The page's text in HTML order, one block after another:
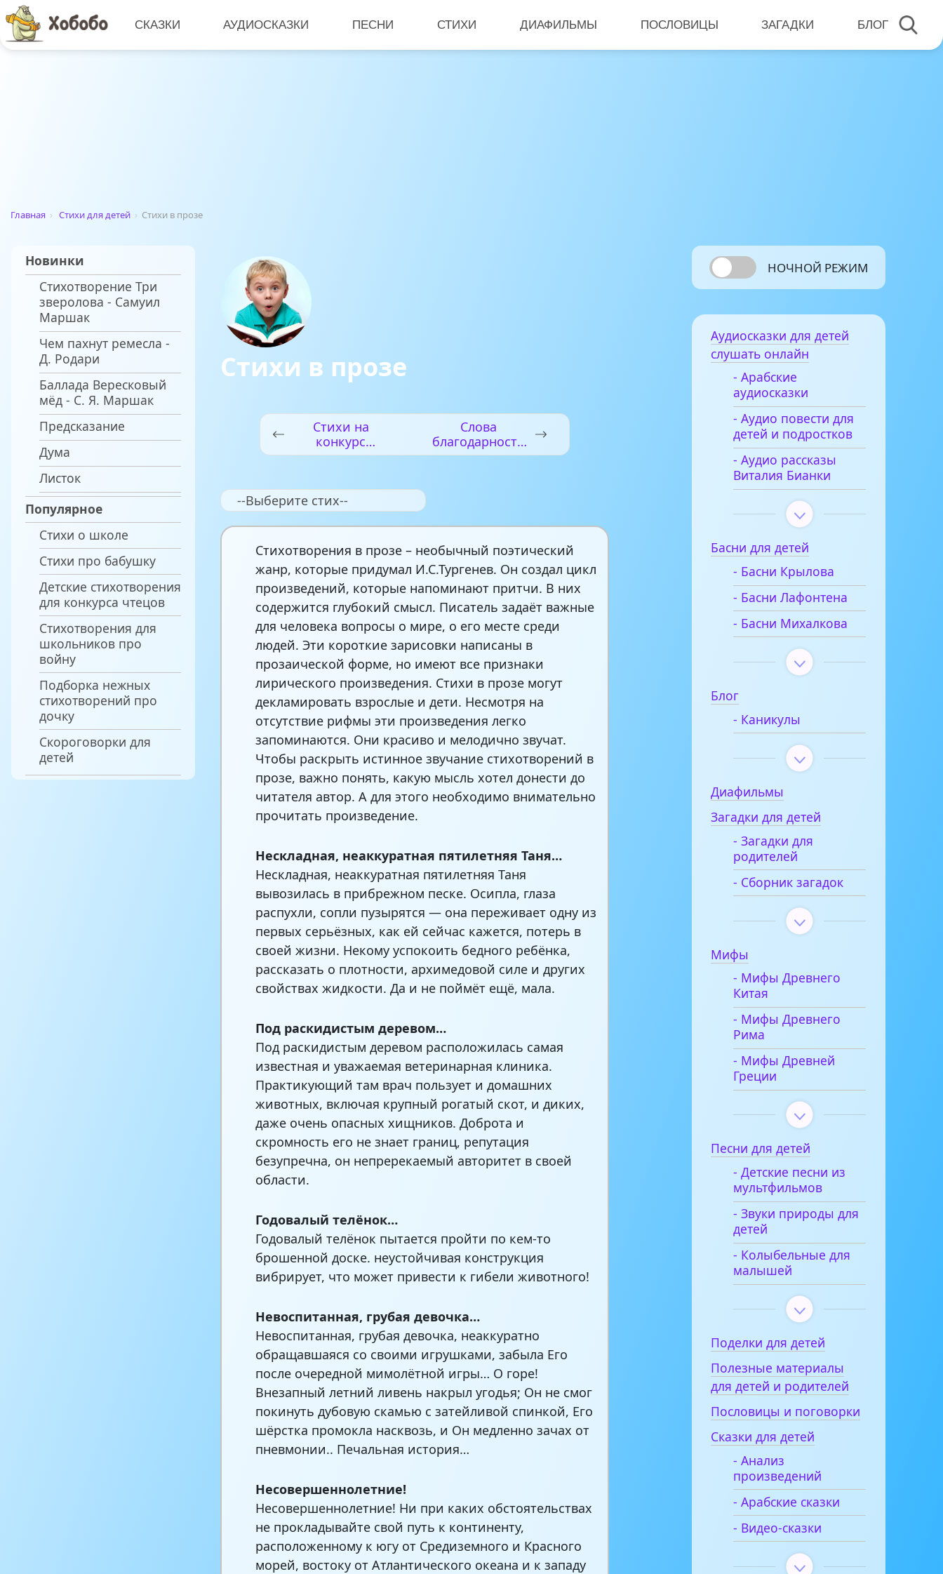
СКАЗКИ АУДИОСКАЗКИ ПЕСНИ СТИХИ ДИАФИЛЬМЫ ПОСЛОВИЦЫ ЗАГАДКИ БЛОГ
Главная › Стихи для детей › Стихи в прозе
Новинки
Стихотворение Три
зверолова - Самуил
Маршак
Чем пахнут ремесла -
Д. Родари
Баллада Вересковый
мёд - С. Я. Маршак
Предсказание
Дума
Листок
Популярное
Стихи о школе
Стихи про бабушку
Детские стихотворения
для конкурса чтецов
Стихотворения для
школьников про
войну
Подборка нежных
стихотворений про
дочку
Скороговорки для
детей
Стихи в прозе
Стихи на
конкурс
“История
стихах”
Слова
благодарности
в стихах
--Выберите стих--
Стихотворения в прозе – необычный поэтический
жанр, которые придумал И.С.Тургенев. Он создал цикл
произведений, которые напоминают притчи. В них
содержится глубокий смысл. Писатель задаёт важные
для человека вопросы о мире, о его месте среди
людей. Эти короткие зарисовки написаны в
прозаической форме, но имеют все признаки
лирического произведения. Стихи в прозе могут
декламировать взрослые и дети. Несмотря на
отсутствие рифмы эти произведения легко
запоминаются. Они красиво и мелодично звучат.
Чтобы раскрыть истинное звучание стихотворений в
прозе, важно понять, какую мысль хотел донести до
читателя автор. А для этого необходимо внимательно
прочитать произведение.
Нескладная, неаккуратная пятилетняя Таня…
Нескладная, неаккуратная пятилетняя Таня
вывозилась в прибрежном песке. Осипла, глаза
распухли, сопли пузырятся — она переживает одну из
первых серьёзных, как ей сейчас кажется, потерь в
своей жизни. Некому успокоить бедного ребёнка,
рассказать о плотности, архимедовой силе и других
свойствах жидкости. Да и не поймёт ещё, мала.
Под раскидистым деревом…
Под раскидистым деревом расположилась самая
известная и уважаемая ветеринарная клиника.
Практикующий там врач пользует и домашних
животных, включая крупный рогатый скот, и диких,
даже очень опасных хищников. Доброта и
скромность его не знает границ, репутация
безупречна, он непререкаемый авторитет в своей
области.
Годовалый телёнок…
Годовалый телёнок пытается пройти по кем-то
брошенной доске. неустойчивая конструкция
вибрирует, что может привести к гибели животного!
Невоспитанная, грубая девочка…
Невоспитанная, грубая девочка, неаккуратно
обращавшаяся со своими игрушками, забыла Его
после очередной мимолётной игры… О горе!
Внезапный летний ливень накрыл угодья; Он не смог
покинуть дубовую скамью с затейливой спинкой, Его
шёрстка промокла насквозь, и Он медленно зачах от
пневмонии.. Печальная история…
Несовершеннолетние!
Несовершеннолетние! Ни при каких обстоятельствах
не прокладывайте свой путь к континенту,
расположенному к югу от Средиземного и Красного
морей, востоку от Атлантического океана и к западу
НОЧНОЙ РЕЖИМ
Аудиосказки для детей
слушать онлайн
- Арабские
аудиосказки
- Аудио повести для
детей и подростков
- Аудио рассказы
Виталия Бианки
Басни для детей
- Басни Крылова
- Басни Лафонтена
- Басни Михалкова
Блог
- Каникулы
Диафильмы
Загадки для детей
- Загадки для
родителей
- Сборник загадок
Мифы
- Мифы Древнего
Китая
- Мифы Древнего
Рима
- Мифы Древней
Греции
Песни для детей
- Детские песни из
мультфильмов
- Звуки природы для
детей
- Колыбельные для
малышей
Поделки для детей
Полезные материалы
для детей и родителей
Пословицы и поговорки
Сказки для детей
- Анализ
произведений
- Арабские сказки
- Видео-сказки